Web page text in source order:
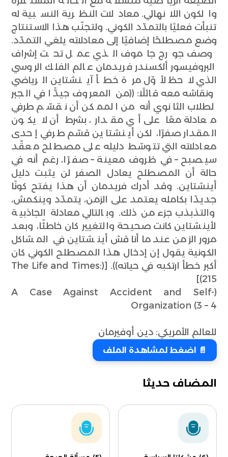
والكون اللانهائي. معادلات النظرية النسبية له
تنبأت فعليًا بالتمدّد الكوني. ولتجنّب هذا الاستنتاج
وضع مصطلحًا إضافيًا إلى معادلاته يلغي التمدّد.
وصف جورج جاموف الذي عمل تحت إشراف
البروفيسور ألكسندر فريدمان عالم الفلك الروسي
الذي لاحظ لأوّل مرة خطأ آينشتاين الرياضي
ونقاشه معه قائلًا: ((من المعروف جيدًّا في الجبر
لطلاب الثانوي أنه من الممكن أن نقسّم طرفي
معادلة معًا على أي مقدار، بشرط أن لا يكون
المقدار صفرًا، لكن أينشتاين قسّم طرفي إحدى
معادلاته التي تتوسّط دليله على مصطلح معقّد
سيصبح – في ظروف معينة – صفرًا، رغم أنه في
حالة أن المصطلح يعادل الصفر لن يثبت دليل
أينشتاين. وقد أدرك فريدمان أن هذا يفتح كونًا
جديدًا بكامله يعتمد على الزمن، يتمدّد وينكمش،
والتذبذب جزء من ذلك. وبالتالي معادلة الجاذبية
لأينشتاين كانت صحيحة والتغيير كان خاطئًا، وبعد
مرور الزمن عندما أناقش أينشتاين في المشاكل
الكونية يقول إن إدخال هذا المصطلح الكوني كان
أكبر خطأ ارتكبه في حياته)). [(The Life and Times:
(215]
(A Case Against Accident and Self-
Organization (3 – 4
للعالم الأمريكي: دين أوفيرمان
📄 اضغط لمشاهدة الملف
المضاف حديثا